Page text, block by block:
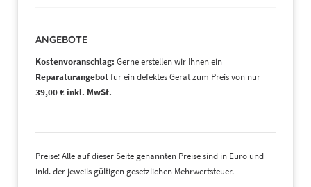
ANGEBOTE
Kostenvoranschlag: Gerne erstellen wir Ihnen ein
Reparaturangebotfür ein defektes Gerät zum Preis von nur
39,00 € inkl. MwSt.
Preise: Alle auf dieser Seite genannten Preise sind in Euro und
inkl. der jeweils gültigen gesetzlichen Mehrwertsteuer.